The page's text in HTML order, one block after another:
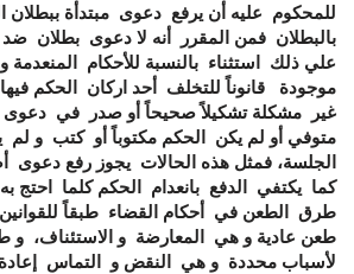
للمحكوم عليه أن يرفع دعوى مبتدأة ببطلان
بالبطلان فمن المقرر أنه لا دعوى بطلان ضد
علي ذلك استثناء بالنسبة للأحكام المنعدمة
موجودة قانوناً للتخلف أحد اركان الحكم
غير مشكلة تشكيلاً صحيحاً أو صدر في
متوفي أو لم يكن الحكم مكتوباً أو كتب و
الجلسة، فمثل هذه الحالات يجوز رفع دعوى
كما يكتفي الدفع بانعدام الحكم كلما احتج
طرق الطعن في أحكام القضاء طبقاً للقوانين
طعن عادية و هي المعارضة و الاستئناف،
لأسباب محددة و هي النقض و التماس إعادة